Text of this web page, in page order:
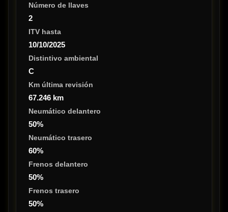
Número de llaves
2
ITV hasta
10/10/2025
Distintivo ambiental
C
Km última revisión
67.246 km
Neumático delantero
50%
Neumático trasero
60%
Frenos delantero
50%
Frenos trasero
50%